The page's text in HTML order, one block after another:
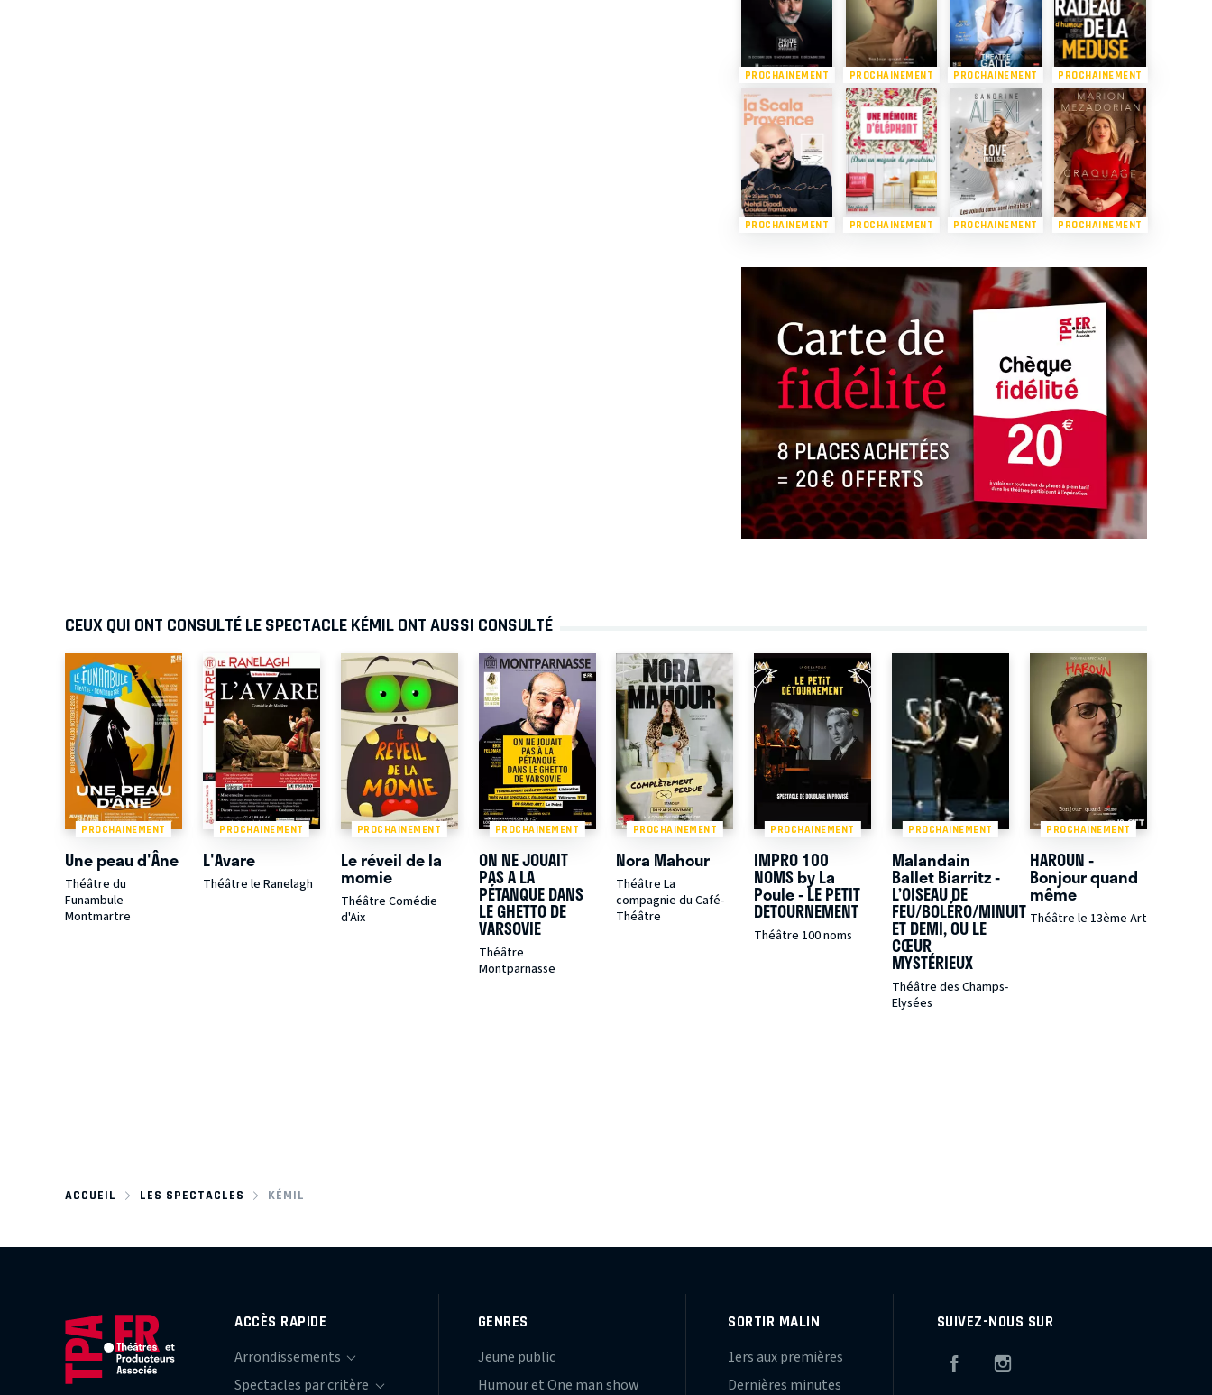
PROCHAINEMENT PROCHAINEMENT PROCHAINEMENT PROCHAINEMENT
PROCHAINEMENT PROCHAINEMENT PROCHAINEMENT PROCHAINEMENT
CEUX QUI ONT CONSULTÉ LE SPECTACLE KÉMIL ONT AUSSI CONSULTÉ
PROCHAINEMENT
Une peau d'Âne
Théâtre du
Funambule
Montmartre
PROCHAINEMENT
L'Avare
Théâtre le Ranelagh
PROCHAINEMENT
Le réveil de la
momie
Théâtre Comédie
d'Aix
PROCHAINEMENT
ON NE JOUAIT
PAS A LA
PÉTANQUE DANS
LE GHETTO DE
VARSOVIE
Théâtre
Montparnasse
PROCHAINEMENT
Nora Mahour
Théâtre La
compagnie du Café-
Théâtre
PROCHAINEMENT
IMPRO 100
NOMS by La
Poule - LE PETIT
DETOURNEMENT
Théâtre 100 noms
PROCHAINEMENT
Malandain
Ballet Biarritz -
L’OISEAU DE
FEU/BOLÉRO/MINUIT
ET DEMI, OU LE
CŒUR
MYSTÉRIEUX
Théâtre des Champs-
Elysées
PROCHAINEMENT
HAROUN -
Bonjour quand
même
Théâtre le 13ème Art
ACCUEIL LES SPECTACLES KÉMIL
ACCÈS RAPIDE GENRES
Jeune public
Humour et One man show
SORTIR MALIN
1ers aux premières
Dernières minutes
SUIVEZ-NOUS SUR
Facebook